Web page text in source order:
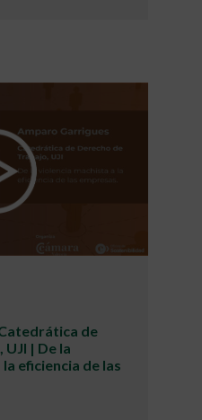
de
| De la
eficiencia de las